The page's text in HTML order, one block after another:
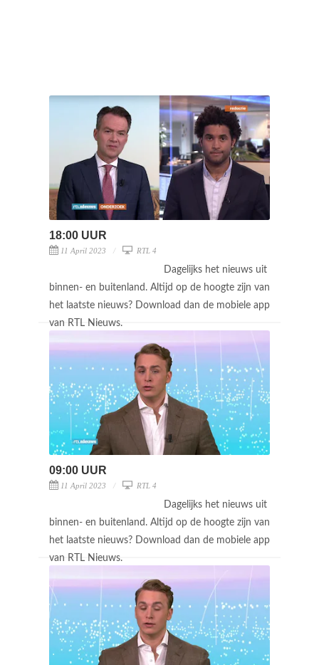
18:00 UUR
11 April 2023 RTL 4
Dagelijks het nieuws uit
binnen- en buitenland. Altijd op de hoogte zijn van
het laatste nieuws? Download dan de mobiele app
van RTL Nieuws.
09:00 UUR
11 April 2023 RTL 4
Dagelijks het nieuws uit
binnen- en buitenland. Altijd op de hoogte zijn van
het laatste nieuws? Download dan de mobiele app
van RTL Nieuws.